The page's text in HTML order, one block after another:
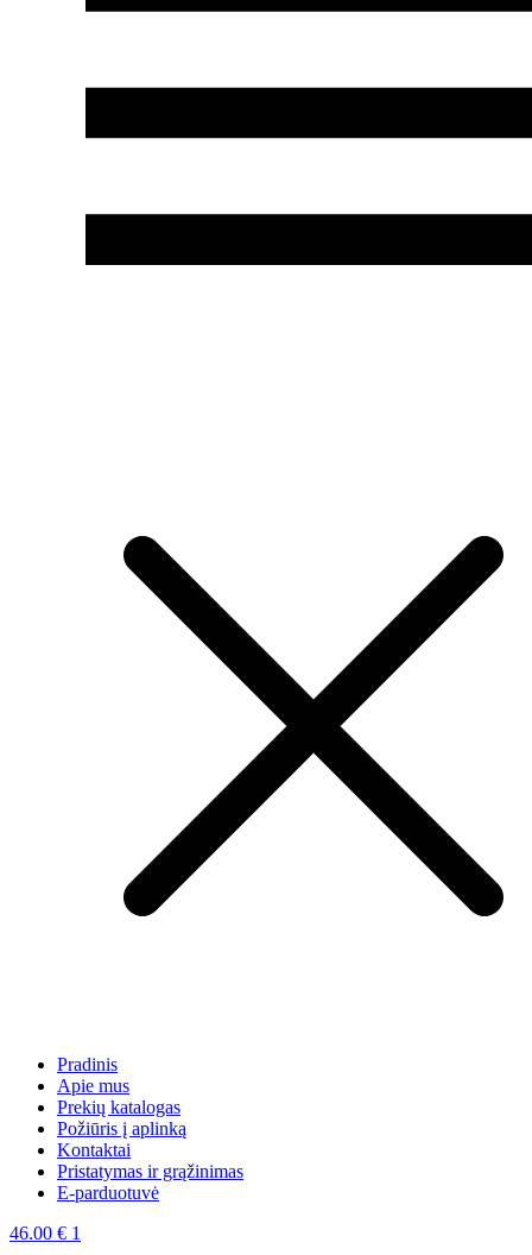
Pradinis
Apie mus
Prekių katalogas
Požiūris į aplinką
Kontaktai
Pristatymas ir grąžinimas
E-parduotuvė
46.00 € 1